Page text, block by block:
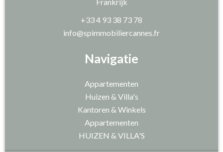
Navigatie
Appartementen
Huizen & Villa's
Kantoren & Winkels
Appartementen
HUIZEN & VILLA'S
+33 4 93 38 73 78
info@spimmobiliercannes.fr